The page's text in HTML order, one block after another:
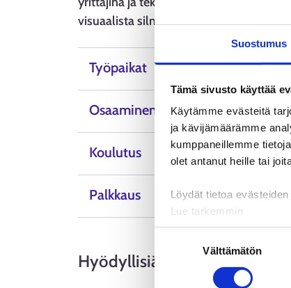
Suostumus
Tämä sivusto käyttää
Käytämme evästeitä
ja kävijämäärämme
kumppaneillemme
olet antanut heille tai
Löydät tietoa
Lue tarkemmin
Evästeet
Tietosuoja ja
Välttämätön
visuaalista silmää, muototajua ja
Työpaikat
Osaaminen, taidot ja
Koulutus
Palkkaus
Hyödyllisiä linkkejä